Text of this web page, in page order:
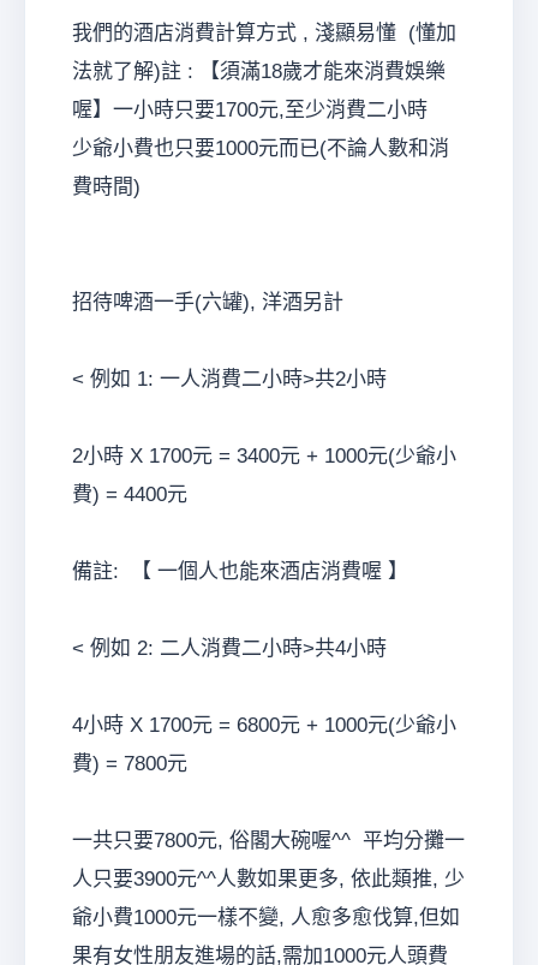
我們的酒店消費計算方式 , 淺顯易懂 (懂加
法就了解)註 : 【須滿18歲才能來消費娛樂
喔】一小時只要1700元,至少消費二小時
少爺小費也只要1000元而已(不論人數和消
費時間)
招待啤酒一手(六罐), 洋酒另計
< 例如 1: 一人消費二小時>共2小時
2小時 X 1700元 = 3400元 + 1000元(少爺小
費) = 4400元
備註: 【 一個人也能來酒店消費喔 】
< 例如 2: 二人消費二小時>共4小時
4小時 X 1700元 = 6800元 + 1000元(少爺小
費) = 7800元
一共只要7800元, 俗閣大碗喔^^ 平均分攤一
人只要3900元^^人數如果更多, 依此類推, 少
爺小費1000元一樣不變, 人愈多愈伐算,但如
果有女性朋友進場的話,需加1000元人頭費